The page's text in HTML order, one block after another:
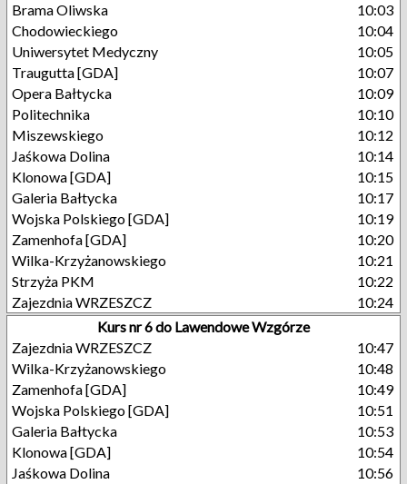
Brama Oliwska
10:03
Chodowieckiego
10:04
Uniwersytet Medyczny
10:05
Traugutta [GDA]
10:07
Opera Bałtycka
10:09
Politechnika
10:10
Miszewskiego
10:12
Jaśkowa Dolina
10:14
Klonowa [GDA]
10:15
Galeria Bałtycka
10:17
Wojska Polskiego [GDA]
10:19
Zamenhofa [GDA]
10:20
Wilka-Krzyżanowskiego
10:21
Strzyża PKM
10:22
Zajezdnia WRZESZCZ
10:24
Kurs nr 6 do Lawendowe Wzgórze
Zajezdnia WRZESZCZ
10:47
Wilka-Krzyżanowskiego
10:48
Zamenhofa [GDA]
10:49
Wojska Polskiego [GDA]
10:51
Galeria Bałtycka
10:53
Klonowa [GDA]
10:54
Jaśkowa Dolina
10:56